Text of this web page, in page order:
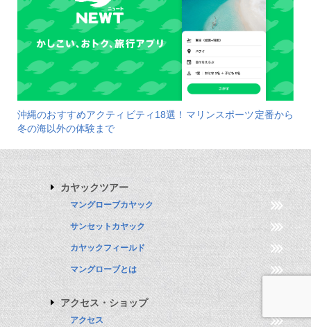
沖縄のおすすめアクティビティ18選！マリンスポーツ定番から
冬の海以外の体験まで
カヤックツアー
マングローブカヤック
サンセットカヤック
カヤックフィールド
マングローブとは
アクセス・ショップ
アクセス